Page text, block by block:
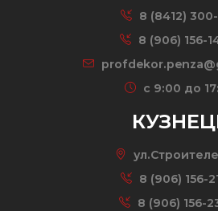
8 (8412)
8 (906) 156-
c 9:00 до
8 (906) 156-
8 (906) 156-